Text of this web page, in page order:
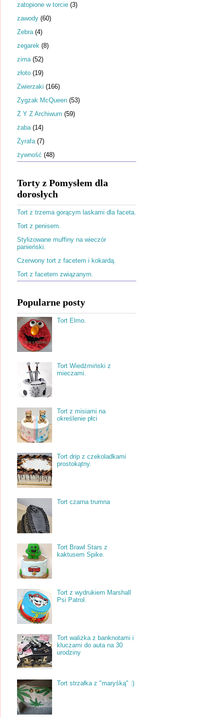
zatopione w torcie (3)
zawody (60)
Zebra (4)
zegarek (8)
zima (52)
złoto (19)
Zwierzaki (166)
Zygzak McQueen (53)
Ż Y Z Archiwum (59)
żaba (14)
Żyrafa (7)
żywność (48)
Torty z Pomysłem dla
dorosłych
Tort z trzema gorącym laskami dla faceta.
Tort z penisem.
Stylizowane muffiny na wieczór
panieński.
Czerwony tort z facetem i kokardą.
Tort z facetem związanym.
Popularne posty
Tort Elmo.
Tort Wiedźmiński z
mieczami.
Tort z misiami na
określenie płci
Tort drip z czekoladkami
prostokątny.
Tort czarna trumna
Tort Brawl Stars z
kaktusem Spike.
Tort z wydrukiem Marshall
Psi Patrol.
Tort walizka z banknotami i
kluczami do auta na 30
urodziny
Tort strzałka z "maryśką" :)